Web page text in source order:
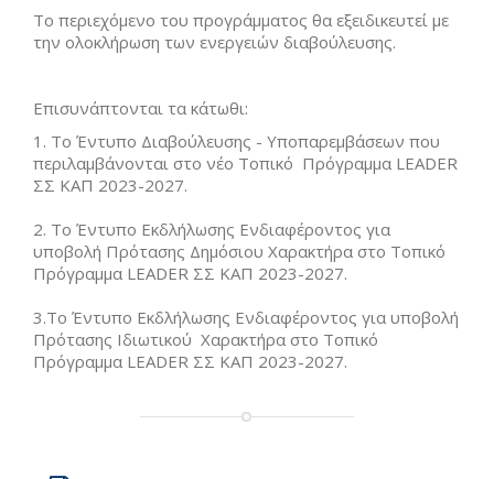
Το περιεχόμενο του προγράμματος θα εξειδικευτεί με
την ολοκλήρωση των ενεργειών διαβούλευσης.
Επισυνάπτονται τα κάτωθι:
1. Το Έντυπο Διαβούλευσης - Υποπαρεμβάσεων που
περιλαμβάνονται στο νέο Τοπικό Πρόγραμμα LEADER
ΣΣ ΚΑΠ 2023-2027.
2. Το Έντυπο Εκδλήλωσης Ενδιαφέροντος για
υποβολή Πρότασης Δημόσιου Χαρακτήρα στο Τοπικό
Πρόγραμμα LEADER ΣΣ ΚΑΠ 2023-2027.
3.Το Έντυπο Εκδλήλωσης Ενδιαφέροντος για υποβολή
Πρότασης Ιδιωτικού Χαρακτήρα στο Τοπικό
Πρόγραμμα LEADER ΣΣ ΚΑΠ 2023-2027.